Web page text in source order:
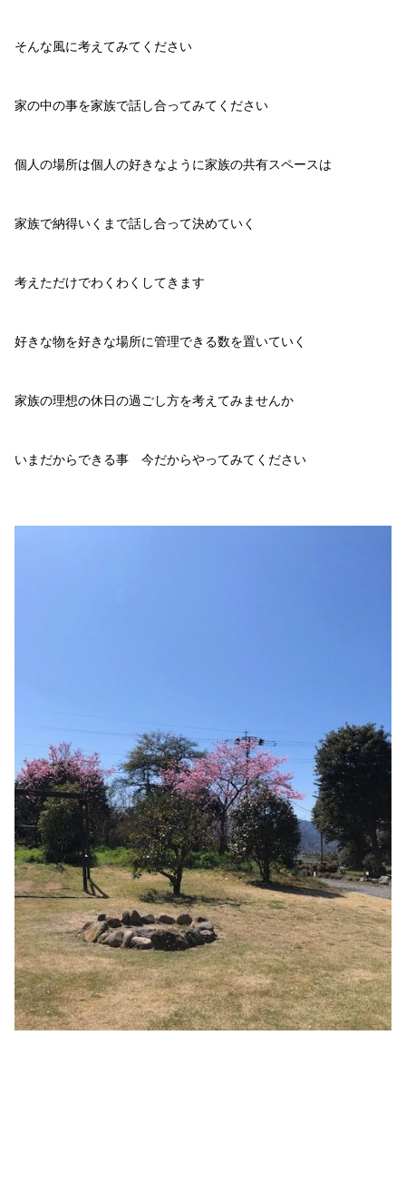
そんな風に考えてみてください
家の中の事を家族で話し合ってみてください
個人の場所は個人の好きなように家族の共有スペースは
家族で納得いくまで話し合って決めていく
考えただけでわくわくしてきます
好きな物を好きな場所に管理できる数を置いていく
家族の理想の休日の過ごし方を考えてみませんか
いまだからできる事 今だからやってみてください